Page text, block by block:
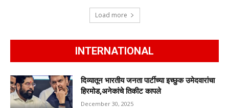
Load more
INTERNATIONAL
दिव्यातून भारतीय जनता पार्टीच्या इच्छुक उमेदवारांचा
हिरमोड,अनेकांचे तिकीट कापले
December 30, 2025